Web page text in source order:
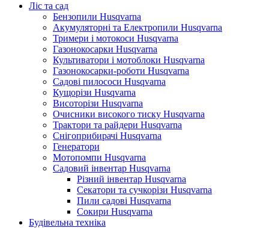
Ліс та сад
Бензопили Husqvarna
Акумуляторні та Електропили Husqvarna
Тримери і мотокоси Husqvarna
Газонокосарки Husqvarna
Культиватори і мотоблоки Husqvarna
Газонокосарки-роботи Husqvarna
Садові пилососи Husqvarna
Кущорізи Husqvarna
Висоторізи Husqvarna
Очисники високого тиску Husqvarna
Трактори та райдери Husqvarna
Снігоприбирачі Husqvarna
Генератори
Мотопомпи Husqvarna
Садовий інвентар Husqvarna
Різний інвентар Husqvarna
Секатори та сучкорізи Husqvarna
Пили садові Husqvarna
Сокири Husqvarna
Будівельна техніка